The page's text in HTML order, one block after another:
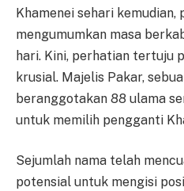
Khamenei sehari kemudian,
mengumumkan masa
hari. Kini, perhatian tertuju
krusial. Majelis Pakar,
beranggotakan 88 ulama
untuk memilih pengganti
Sejumlah nama telah
potensial untuk mengisi